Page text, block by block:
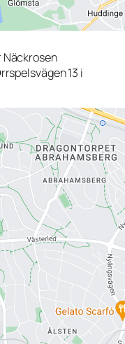
Näckrosen
13 i